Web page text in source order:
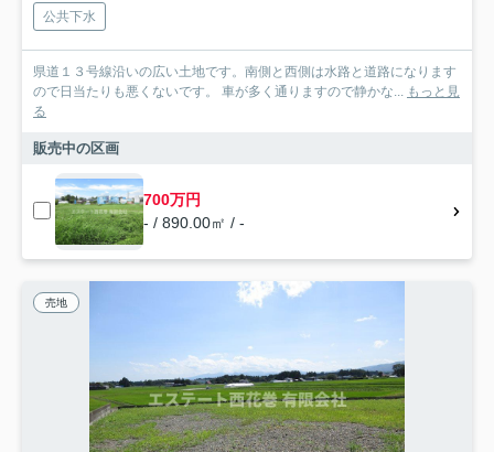
公共下水
県道１３号線沿いの広い土地です。南側と西側は水路と道路になります
ので日当たりも悪くないです。 車が多く通りますので静かな...
もっと見
る
販売中の区画
700万円
- / 890.00㎡ / -
売地